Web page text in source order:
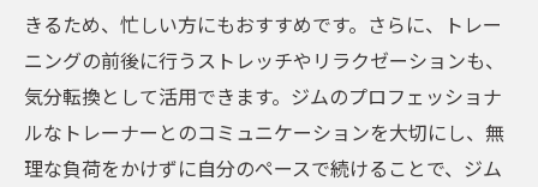
きるため、忙しい方にもおすすめです。さらに、トレー
ニングの前後に行うストレッチやリラクゼーションも、
気分転換として活用できます。ジムのプロフェッショナ
ルなトレーナーとのコミュニケーションを大切にし、無
理な負荷をかけずに自分のペースで続けることで、ジム